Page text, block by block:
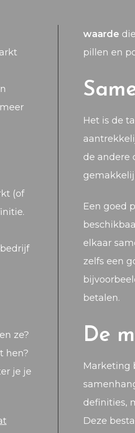
(of
ze?
hen?
je je
waarde
pillen en
Het is de
de andere
Een goed
elkaar
zelfs een
betalen.
De
Marketing
definities,
Deze